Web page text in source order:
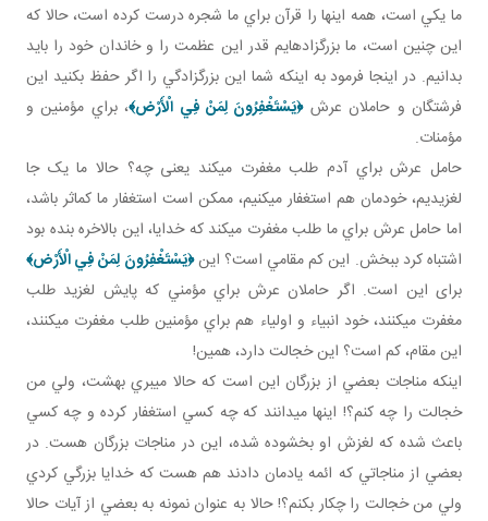
ما يکي است، همه اينها را قرآن براي ما شجره درست کرده است، حالا که
اين چنين است، ما بزرگ زاده ايم قدر اين عظمت را و خاندان خود را بايد
بدانيم. در اينجا فرمود به اينکه شما اين بزرگ زادگي را اگر حفظ بکنيد اين
فرشتگان و حاملان عرش﴿يَسْتَغْفِرُونَ لِمَنْ فِي الْأَرْض‏﴾، براي مؤمنين و
مؤمنات.
حامل عرش براي آدم طلب مغفرت مي کند يعنی چه؟ حالا ما يک جا
لغزيديم، خودمان هم استغفار مي کنيم، ممکن است استغفار ما کم اثر باشد،
اما حامل عرش براي ما طلب مغفرت مي کند که خدايا، اين بالاخره بنده بود
اشتباه کرد ببخش. اين کم مقامي است؟ اين﴿يَسْتَغْفِرُونَ لِمَنْ فِي الْأَرْض‏﴾
برای اين است. اگر حاملان عرش براي مؤمني که پايش لغزيد طلب
مغفرت مي کنند، خود انبياء و اولياء هم براي مؤمنين طلب مغفرت مي کنند،
اين مقام، کم است؟ اين خجالت دارد، همين!
اينکه مناجات بعضي از بزرگان اين است که حالا مي بري بهشت، ولي من
خجالت را چه کنم؟! اينها مي دانند که چه کسي استغفار کرده و چه کسي
باعث شده که لغزش او بخشوده شده، اين در مناجات بزرگان هست. در
بعضي از مناجاتي که ائمه يادمان دادند هم هست که خدايا بزرگي کردي
ولي من خجالت را چکار بکنم؟! حالا به عنوان نمونه به بعضي از آيات حالا